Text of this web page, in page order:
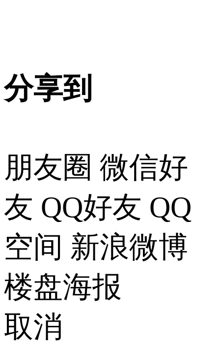
分享到
朋友圈 微信好
友 QQ好友 QQ
空间 新浪微博
楼盘海报
取消